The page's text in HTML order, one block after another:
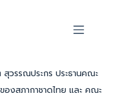
วรรณประกร ประธานคณะ
องสภากาชาดไทย และ คณะ